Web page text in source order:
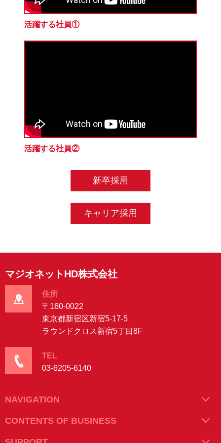
活躍する社員①
活躍する社員②
新卒採用
キャリア採用
マジオネットHD株式会社
住所
〒160-0022
東京都新宿区新宿5-17-5
ラウンドクロス新宿5丁目8F
TEL
03-6205-6140
NAVIGATION
CONTENTS OF BUSINESS